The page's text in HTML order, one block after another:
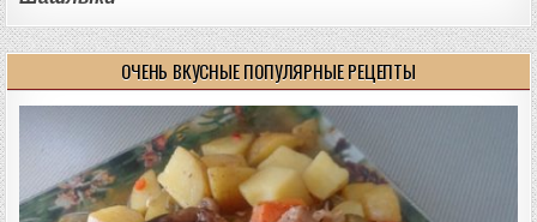
ОЧЕНЬ ВКУСНЫЕ ПОПУЛЯРНЫЕ РЕЦЕПТЫ